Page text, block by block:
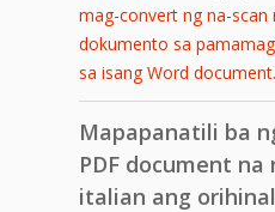
mag-convert ng na-scan
dokumento sa
sa isang Word document.
Mapapanatili ba
PDF document
italian ang